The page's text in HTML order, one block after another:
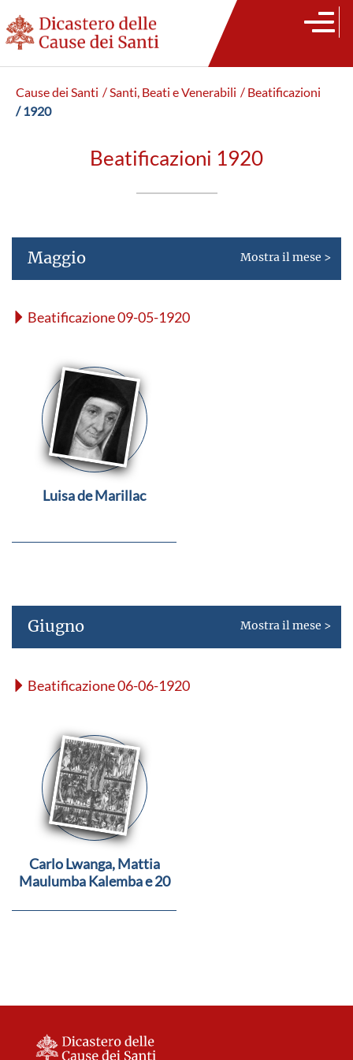
Cause dei Santi / Santi, Beati e Venerabili / Beatificazioni
/ 1920
Beatificazioni 1920
Maggio Mostra il mese >
Beatificazione 09-05-1920
Luisa de Marillac
Giugno Mostra il mese >
Beatificazione 06-06-1920
Carlo Lwanga, Mattia
Maulumba Kalemba e 20